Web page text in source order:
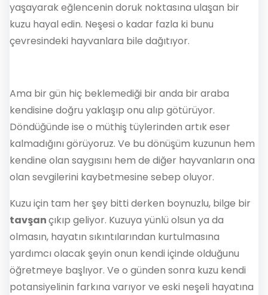
yaşayarak eğlencenin doruk noktasına ulaşan bir
kuzu hayal edin. Neşesi o kadar fazla ki bunu
çevresindeki hayvanlara bile dağıtıyor.
Ama bir gün hiç beklemediği bir anda bir araba
kendisine doğru yaklaşıp onu alıp götürüyor.
Döndüğünde ise o müthiş tüylerinden artık eser
kalmadığını görüyoruz. Ve bu dönüşüm kuzunun hem
kendine olan saygısını hem de diğer hayvanların ona
olan sevgilerini kaybetmesine sebep oluyor.
Kuzu için tam her şey bitti derken boynuzlu, bilge bir
tavşançıkıp geliyor. Kuzuya yünlü olsun ya da
olmasın, hayatın sıkıntılarından kurtulmasına
yardımcı olacak şeyin onun kendi içinde olduğunu
öğretmeye başlıyor. Ve o günden sonra kuzu kendi
potansiyelinin farkına varıyor ve eski neşeli hayatına